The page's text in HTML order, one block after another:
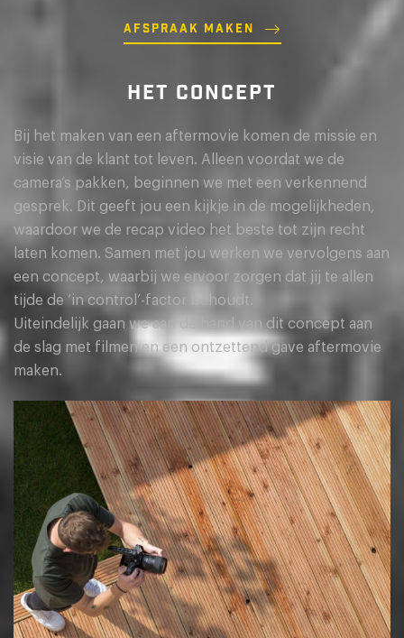
Afspraak maken
HET CONCEPT
Bij het maken van een aftermovie komen de missie en
visie van de klant tot leven. Alleen voordat we de
camera’s pakken, beginnen we met een verkennend
gesprek. Dit geeft jou een kijkje in de mogelijkheden,
waardoor we de recap video het beste tot zijn recht
laten komen. Samen met jou werken we vervolgens aan
een concept, waarbij we ervoor zorgen dat jij te allen
tijde de ‘in control’-factor behoudt.
Uiteindelijk gaan we aan de hand van dit concept aan
de slag met filmen en een ontzettend gave aftermovie
maken.